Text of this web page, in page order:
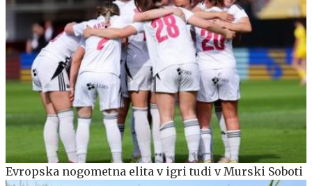
Evropska nogometna elita v igri tudi v Murski Soboti